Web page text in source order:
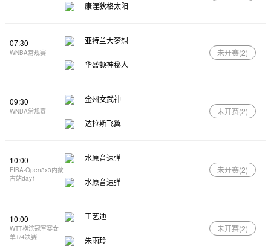
康涅狄格太阳
07:30
WNBA常规赛
亚特兰大梦想
华盛顿神秘人
未开赛(2)
09:30
WNBA常规赛
金州女武神
达拉斯飞翼
未开赛(2)
10:00
FIBA-Open3x3内蒙
古站day1
水原音速弹
水原音速弹
未开赛(2)
10:00
WTT横滨冠军赛女
单1/4决赛
王艺迪
朱雨玲
未开赛(2)